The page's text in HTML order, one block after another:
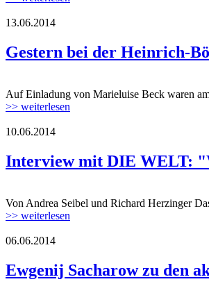
13.06.2014
Gestern bei der Heinrich-
Auf Einladung von Marieluise Beck waren
>> weiterlesen
10.06.2014
Interview mit DIE WELT:
Von Andrea Seibel und Richard Herzinger
>> weiterlesen
06.06.2014
Ewgenij Sacharow zu den